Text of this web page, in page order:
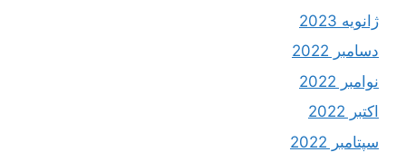
ژانویه 2023
دسامبر 2022
نوامبر 2022
اکتبر 2022
سپتامبر 2022